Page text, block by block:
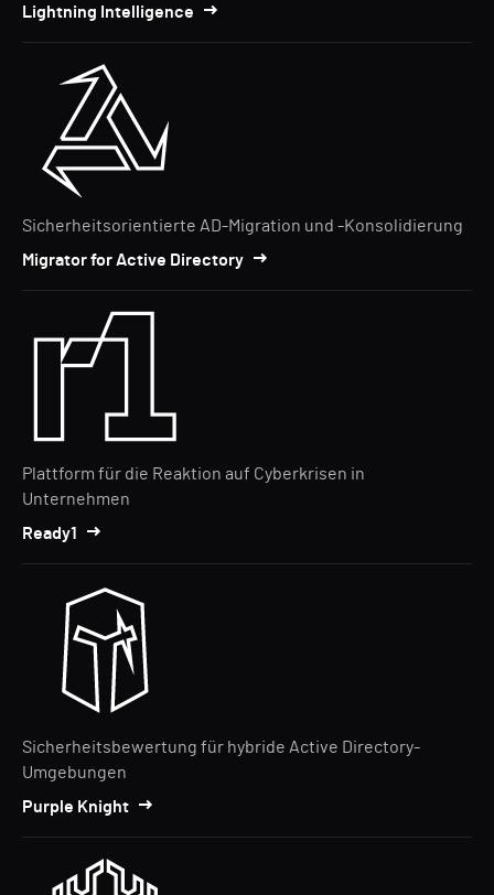
Lightning Intelligence
Sicherheitsorientierte AD-Migration und -Konsolidierung
Migrator for Active Directory
Plattform für die Reaktion auf Cyberkrisen in
Unternehmen
Ready1
Sicherheitsbewertung für hybride Active Directory-
Umgebungen
Purple Knight